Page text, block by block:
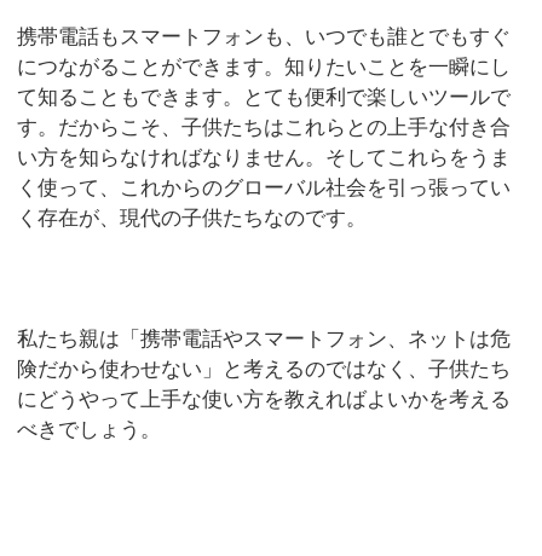
携帯電話もスマートフォンも、いつでも誰とでもすぐ
につながることができます。知りたいことを一瞬にし
て知ることもできます。とても便利で楽しいツールで
す。だからこそ、子供たちはこれらとの上手な付き合
い方を知らなければなりません。そしてこれらをうま
く使って、これからのグローバル社会を引っ張ってい
く存在が、現代の子供たちなのです。
私たち親は「携帯電話やスマートフォン、ネットは危
険だから使わせない」と考えるのではなく、子供たち
にどうやって上手な使い方を教えればよいかを考える
べきでしょう。